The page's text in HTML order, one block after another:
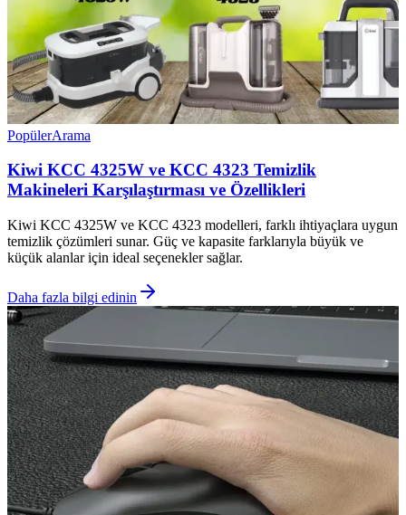
PopülerArama
Kiwi KCC 4325W ve KCC 4323 Temizlik
Makineleri Karşılaştırması ve Özellikleri
Kiwi KCC 4325W ve KCC 4323 modelleri, farklı ihtiyaçlara uygun
temizlik çözümleri sunar. Güç ve kapasite farklarıyla büyük ve
küçük alanlar için ideal seçenekler sağlar.
Daha fazla bilgi edinin